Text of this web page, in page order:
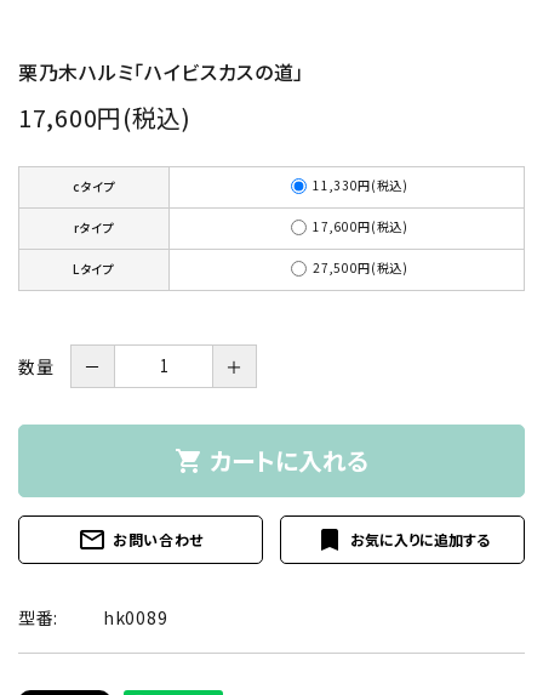
栗乃木ハルミ「ハイビスカスの道」
17,600円(税込)
cタイプ 11,330円(税込)
rタイプ 17,600円(税込)
Lタイプ 27,500円(税込)
数量 － ＋
shopping_cart カートに入れる
mail_outline お問い合わせ bookmark
型番: hk0089